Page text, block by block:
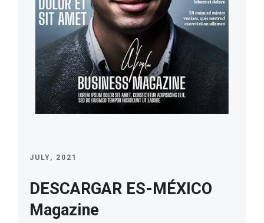
JULY, 2021
DESCARGAR ES-MÉXICO
Magazine